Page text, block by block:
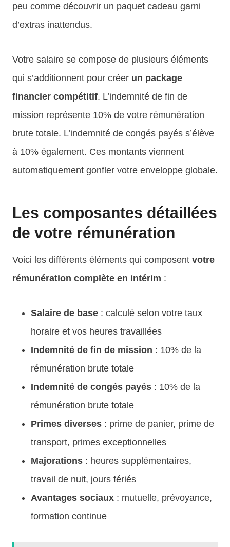
peu comme découvrir un paquet cadeau garni
d’extras inattendus.
Votre salaire se compose de plusieurs éléments
qui s’additionnent pour créer un package
financier compétitif. L’indemnité de fin de
mission représente 10% de votre rémunération
brute totale. L’indemnité de congés payés s’élève
à 10% également. Ces montants viennent
automatiquement gonfler votre enveloppe globale.
Les composantes détaillées
de votre rémunération
Voici les différents éléments qui composent votre
rémunération complète en intérim :
Salaire de base : calculé selon votre taux
horaire et vos heures travaillées
Indemnité de fin de mission : 10% de la
rémunération brute totale
Indemnité de congés payés : 10% de la
rémunération brute totale
Primes diverses : prime de panier, prime de
transport, primes exceptionnelles
Majorations : heures supplémentaires,
travail de nuit, jours fériés
Avantages sociaux : mutuelle, prévoyance,
formation continue